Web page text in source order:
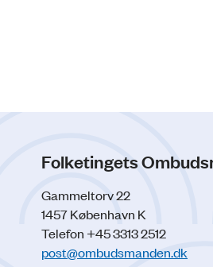
Lennart
Folketingets
Gammeltorv 22
1457 København K
Telefon +45 3313 2512
post@ombudsmanden.dk